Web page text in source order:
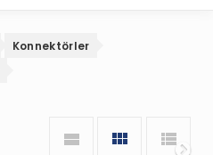
Konnektörler